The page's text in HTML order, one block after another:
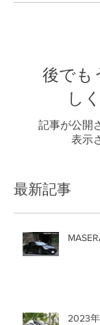
後でも
し
記事が公開
表示
最新記事
2023